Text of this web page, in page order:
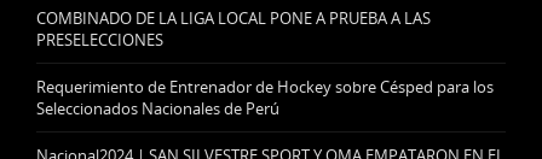
COMBINADO DE LA LIGA LOCAL PONE A PRUEBA A LAS
PRESELECCIONES
Requerimiento de Entrenador de Hockey sobre Césped para los
Seleccionados Nacionales de Perú